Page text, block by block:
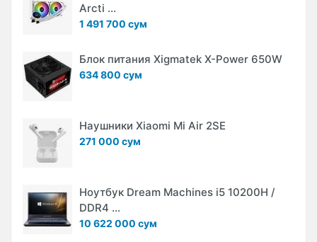
Arcti ...
1 491 700 сум
Блок питания Xigmatek X-Power 650W
634 800 сум
Наушники Xiaomi Mi Air 2SE
271 000 сум
Ноутбук Dream Machines i5 10200H /
DDR4 ...
10 622 000 сум